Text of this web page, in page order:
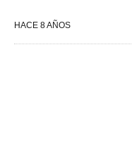
HACE 8 AÑOS